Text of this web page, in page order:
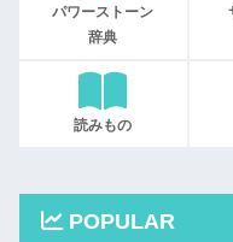
パワーストーン
辞典
読みもの
POPULAR